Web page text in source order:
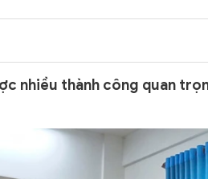
nhiều thành công quan